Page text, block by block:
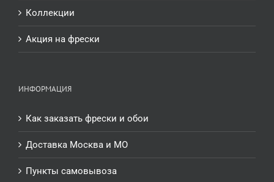
Коллекции
Акция на фрески
ИНФОРМАЦИЯ
Как заказать фрески и обои
Доставка Москва и МО
Пункты самовывоза